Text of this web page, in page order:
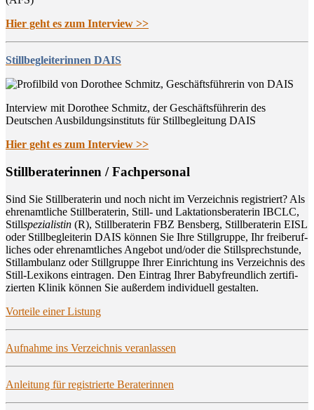
Hier geht es zum Interview >>
Stillbegleiterinnen DAIS
Interview mit Dorothee Schmitz, der Geschäftsführerin des
Deutschen Ausbildungsinstituts für Stillbegleitung DAIS
Hier geht es zum Interview >>
Still­be­ra­te­rin­nen / Fachpersonal
Sind Sie Still­be­ra­te­rin und noch nicht im Ver­zeich­nis regis­triert? Als
ehren­amt­li­che Still­be­ra­te­rin, Still- und Lak­ta­ti­ons­be­ra­te­rin IBCLC,
Stillspe­zia­lis­tin (R), Still­be­ra­te­rin FBZ Bens­berg, Still­be­ra­te­rin EISL
oder Still­be­glei­te­rin DAIS kön­nen Sie Ihre Still­grup­pe, Ihr frei­be­ruf­
li­ches oder ehren­amt­li­ches Ange­bot und/oder die Still­sprech­stun­de,
Still­am­bu­lanz oder Still­grup­pe Ihrer Ein­rich­tung ins Ver­zeich­nis des
Still-Lexi­kons ein­tra­gen. Den Ein­trag Ihrer Baby­freund­lich zer­ti­fi­
zier­ten Kli­nik kön­nen Sie außer­dem indi­vi­du­ell gestalten.
Vor­tei­le einer Listung
Auf­nah­me ins Ver­zeich­nis veranlassen
Anlei­tung für regis­trier­te Beraterinnen